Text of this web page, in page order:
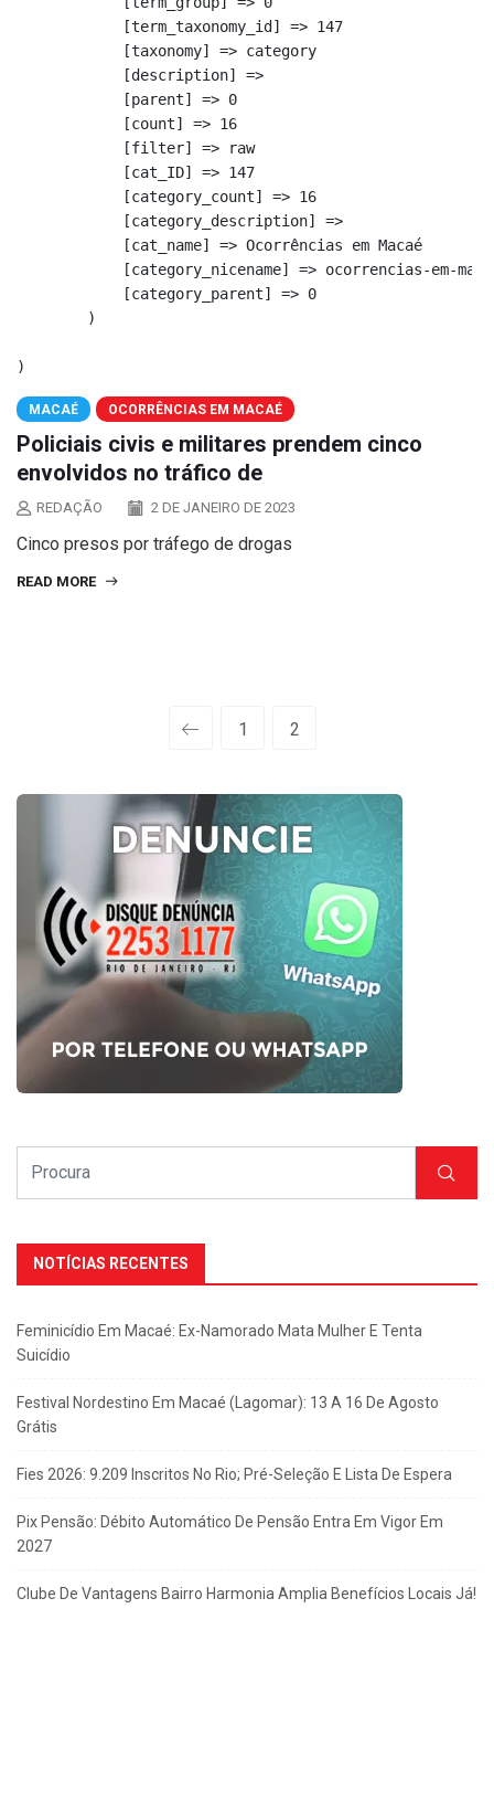
            [term_taxonomy_id] => 147
            [taxonomy] => category
            [description] =>
            [parent] => 0
            [count] => 16
            [filter] => raw
            [cat_ID] => 147
            [category_count] => 16
            [category_description] =>
            [cat_name] => Ocorrências em Macaé
[category_nicename] => ocorrencias-em-
            [category_parent] => 0
        )
MACAÉ OCORRÊNCIAS EM MACAÉ
Policiais civis e militares prendem cinco
envolvidos no tráfico de
REDAÇÃO 2 DE JANEIRO DE 2023
Cinco presos por tráfego de drogas
READ MORE
1 2
NOTÍCIAS RECENTES
Feminicídio Em Macaé: Ex-Namorado Mata Mulher E Tenta
Suicídio
Festival Nordestino Em Macaé (Lagomar): 13 A 16 De Agosto
Grátis
Fies 2026: 9.209 Inscritos No Rio; Pré-Seleção E Lista De Espera
Pix Pensão: Débito Automático De Pensão Entra Em Vigor Em
2027
Clube De Vantagens Bairro Harmonia Amplia Benefícios Locais Já!